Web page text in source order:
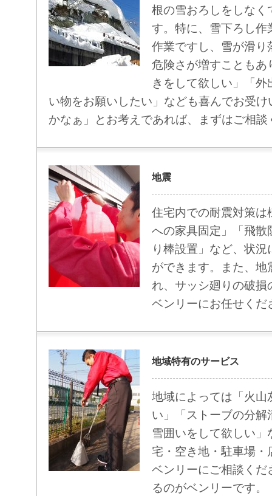
根の雪おろしをしなく
す。特に、雪下ろし作
作業ですし、雪が滑り
危険さが増すこともあ
きをして欲しい」「
い物をお願いしたい」なども喜んでお受
かなぁ」とお考えであれば、まずはご相談
地震
住宅内での耐震対策は
への家具固定」「飛散
り棒設置」など、状
ができます。また、
れ、サッシ廻りの破
ベンリーにお任せくだ
地域特有のサービス
地域によっては「火山
い」「ストーブの分
雪囲いをして欲しい
宅・空き地・駐車場・
ベンリーにご相談くだ
るのがベンリーです。